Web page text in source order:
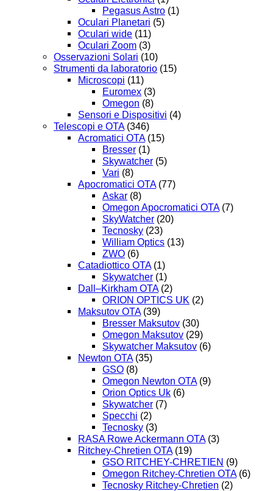
Pegasus Astro (1)
Oculari Planetari (5)
Oculari wide (11)
Oculari Zoom (3)
Osservazioni Solari (10)
Strumenti da laboratorio (15)
Microscopi (11)
Euromex (3)
Omegon (8)
Sensori e Dispositivi (4)
Telescopi e OTA (346)
Acromatici OTA (15)
Bresser (1)
Skywatcher (5)
Vari (8)
Apocromatici OTA (77)
Askar (8)
Omegon Apocromatici OTA (7)
SkyWatcher (20)
Tecnosky (23)
William Optics (13)
ZWO (6)
Catadiottico OTA (1)
Skywatcher (1)
Dall–Kirkham OTA (2)
ORION OPTICS UK (2)
Maksutov OTA (39)
Bresser Maksutov (30)
Omegon Maksutov (29)
Skywatcher Maksutov (6)
Newton OTA (35)
GSO (8)
Omegon Newton OTA (9)
Orion Optics Uk (6)
Skywatcher (7)
Specchi (2)
Tecnosky (3)
RASA Rowe Ackermann OTA (3)
Ritchey-Chretien OTA (19)
GSO RITCHEY-CHRETIEN (9)
Omegon Ritchey-Chretien OTA (6)
Tecnosky Ritchey-Chretien (2)